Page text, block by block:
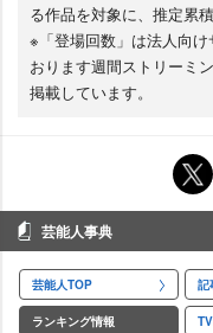
る作品を対象に、推定累
※「登場回数」は法人向け
おります週間ストリーミ
掲載しています。
芸能人事典
芸能人TOP 記
ランキング情報